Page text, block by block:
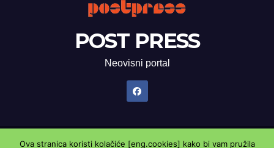
POST PRESS
Neovisni portal
Ova stranica koristi kolačiće [eng.cookies] kako bi vam pružila